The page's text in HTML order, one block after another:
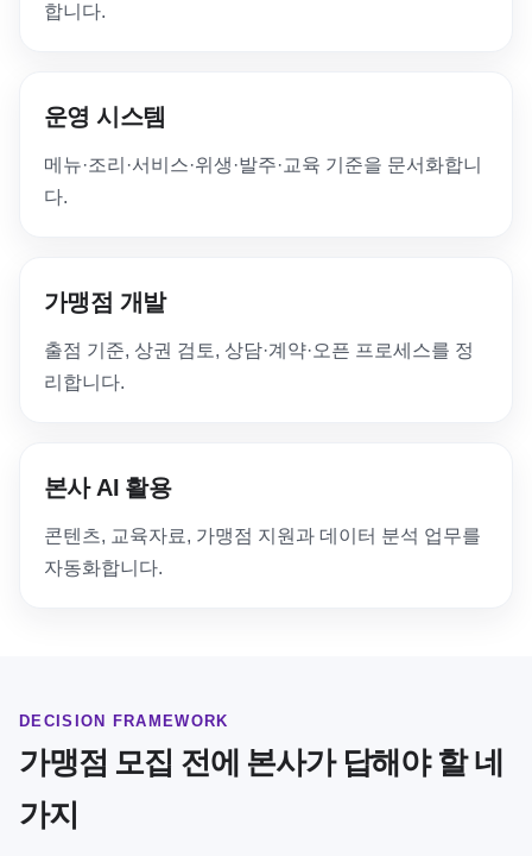
합니다.
운영 시스템
메뉴·조리·서비스·위생·발주·교육 기준을 문서화합니
다.
가맹점 개발
출점 기준, 상권 검토, 상담·계약·오픈 프로세스를 정
리합니다.
본사 AI 활용
콘텐츠, 교육자료, 가맹점 지원과 데이터 분석 업무를
자동화합니다.
DECISION FRAMEWORK
가맹점 모집 전에 본사가 답해야 할 네
가지